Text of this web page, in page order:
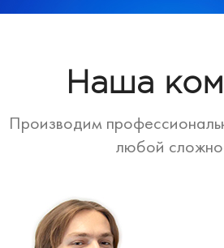
Наша
Производим
любой